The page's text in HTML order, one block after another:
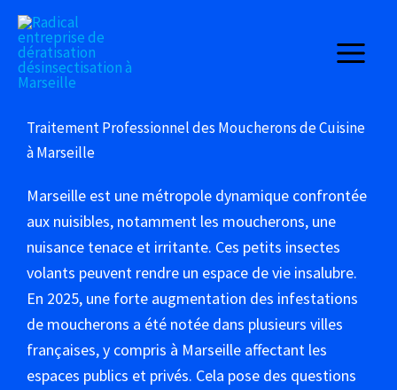
Aller
contenu
Traitement Professionnel des Moucherons de Cuisine
à Marseille
Marseille est une métropole dynamique confrontée
aux nuisibles, notamment les moucherons, une
nuisance tenace et irritante. Ces petits insectes
volants peuvent rendre un espace de vie insalubre.
En 2025, une forte augmentation des infestations
de moucherons a été notée dans plusieurs villes
françaises, y compris à Marseille affectant les
espaces publics et privés. Cela pose des questions